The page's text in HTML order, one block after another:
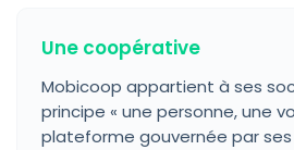
Une coopérative
Mobicoop appartient à ses
principe « une personne, une
plateforme gouvernée par